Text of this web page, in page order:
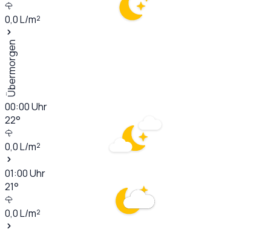
0,0L/m²
Übermorgen
00:00Uhr
22°
0,0L/m²
01:00Uhr
21°
0,0L/m²